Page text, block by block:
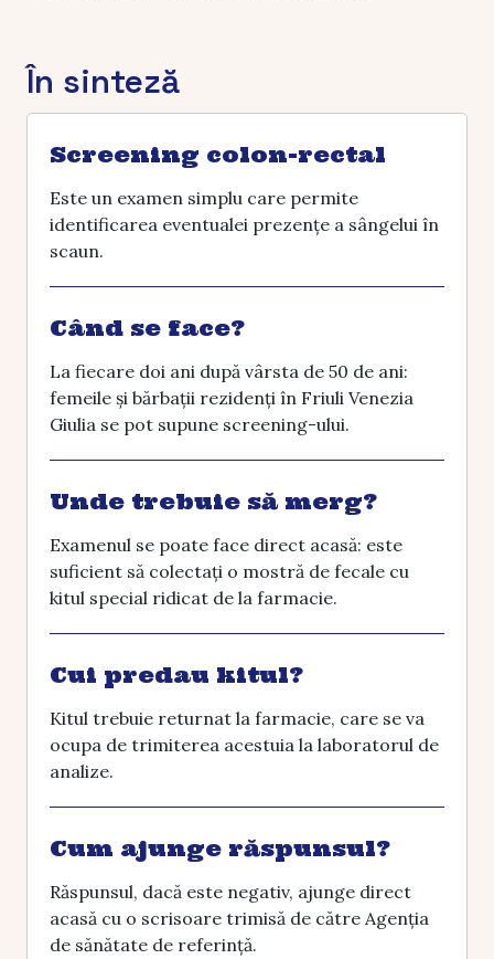
În sinteză
Screening colon-rectal
Este un examen simplu care permite
identificarea eventualei prezențe a sângelui în
scaun.
Când se face?
La fiecare doi ani după vârsta de 50 de ani:
femeile și bărbații rezidenți în Friuli Venezia
Giulia se pot supune screening-ului.
Unde trebuie să merg?
Examenul se poate face direct acasă: este
suficient să colectați o mostră de fecale cu
kitul special ridicat de la farmacie.
Cui predau kitul?
Kitul trebuie returnat la farmacie, care se va
ocupa de trimiterea acestuia la laboratorul de
analize.
Cum ajunge răspunsul?
Răspunsul, dacă este negativ, ajunge direct
acasă cu o scrisoare trimisă de către Agenția
de sănătate de referință.